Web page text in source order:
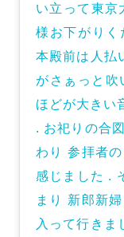
い立って東京
様お下がりく
本殿前は人払
がさぁっと吹
ほどが大きい
. お祀りの合
わり 参拝者
感じました .
まり 新郎新
入って行きま